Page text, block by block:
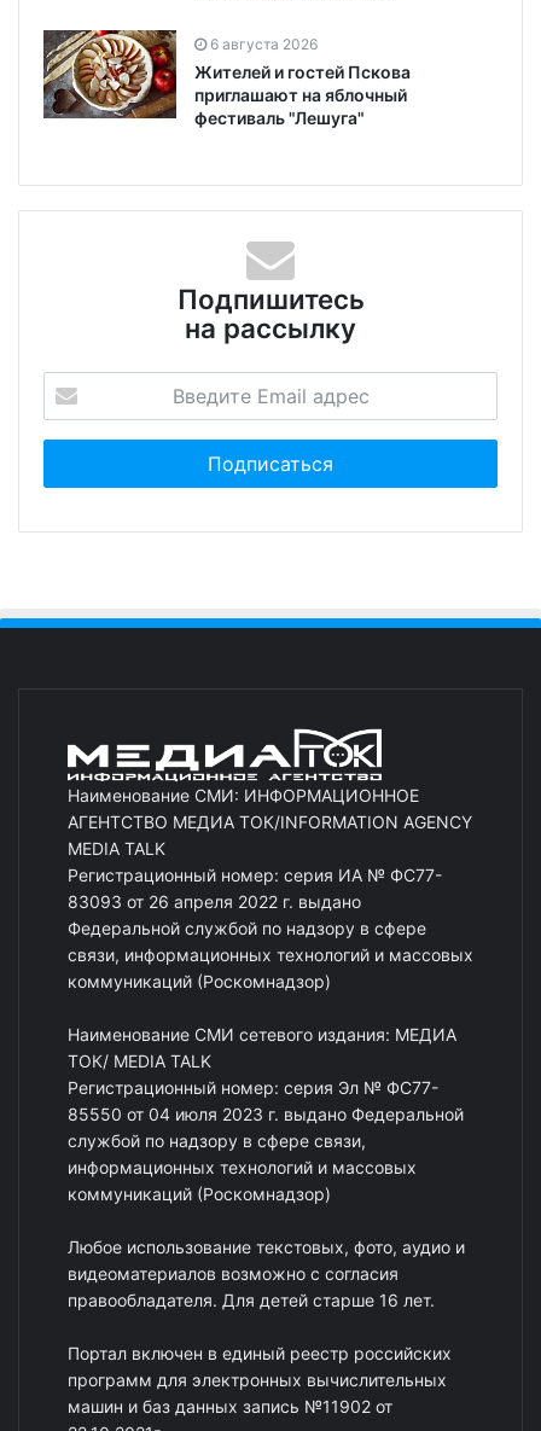
6 августа 2026
Жителей и гостей Пскова
приглашают на яблочный
фестиваль "Лешуга"
Подпишитесь
на рассылку
Наименование СМИ: ИНФОРМАЦИОННОЕ
АГЕНТСТВО МЕДИА ТОК/INFORMATION AGENCY
MEDIA TALK
Регистрационный номер: серия ИА № ФС77-
83093 от 26 апреля 2022 г. выдано
Федеральной службой по надзору в сфере
связи, информационных технологий и массовых
коммуникаций (Роскомнадзор)
Наименование СМИ сетевого издания: МЕДИА
ТОК/ MEDIA TALK
Регистрационный номер: серия Эл № ФС77-
85550 от 04 июля 2023 г. выдано Федеральной
службой по надзору в сфере связи,
информационных технологий и массовых
коммуникаций (Роскомнадзор)
Любое использование текстовых, фото, аудио и
видеоматериалов возможно с согласия
правообладателя. Для детей старше 16 лет.
Портал включен в единый реестр российских
программ для электронных вычислительных
машин и баз данных запись №11902 от